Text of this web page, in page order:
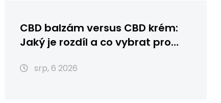
CBD balzám versus CBD krém:
Jaký je rozdíl a co vybrat pro
srp, 6 2026